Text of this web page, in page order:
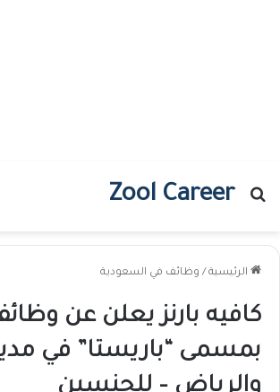
Zool Career
بحث عن
الرئيسية / وظائف في السعودية
كافيه بارنز يعلن عن
بمسمى “باريستا” في